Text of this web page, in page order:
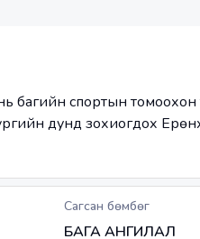
багийн спортын
дунд зохиогдох
Сагсан бөмбөг
БАГА АНГИЛАЛ